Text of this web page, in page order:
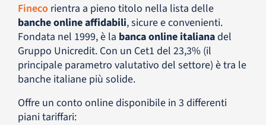
Fineco rientra a pieno titolo nella lista delle
banche online affidabili, sicure e convenienti.
Fondata nel 1999, è la banca online italianadel
Gruppo Unicredit. Con un Cet1 del 23,3% (il
principale parametro valutativo del settore) è tra le
banche italiane più solide.
Offre un conto online disponibile in 3 differenti
piani tariffari: